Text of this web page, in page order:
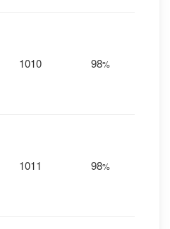
1010 98%
1011 98%